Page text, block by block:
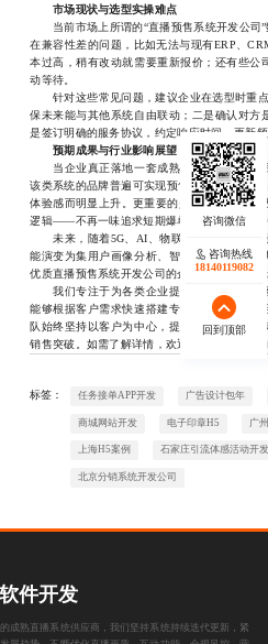
市场现状与选型实操难点
当前市场上所谓的“直播预售系统开发公司”
在兼容性差的问题，比如无法与现有ERP、
本过高，稍有改动就需要重新报价；还有些
动等待。
针对这些常见问题，建议企业在选型时重点
保未来能与其他系统自由联动；二是确认对
是签订明确的服务协议，约定响应时间、更新
预期成果与行业影响展望
当企业真正落地一套成熟的直播预售系统
该类系统的品牌普遍可实现预售转化率提升
体验感而明显上升。更重要的是，这种“即时
逻辑——不再一味追求短期爆单，而是转向可
未来，随着5G、AI、物联网等技术的进一
能演变为集用户画像分析、智能推荐、供应
优质直播预售系统开发公司的企业，将在新一
我们专注于为各类企业提供稳定高效的直
能够根据客户需求快速搭建专属系统，支持
队始终坚持以客户为中心，提供全流程技术
销售突破。如需了解详情，欢迎直接联系我们
标签： 任务接单APP开发 广告设计包年
商城网站开发 电子印章H5 广
上海H5案例 石家庄引流体感活动开发
北京分销系统开发公司
件开发
成熟直播系统供应商，我们坚持系统持续迭代更新，紧
咨询热线
18140119082
回到顶部